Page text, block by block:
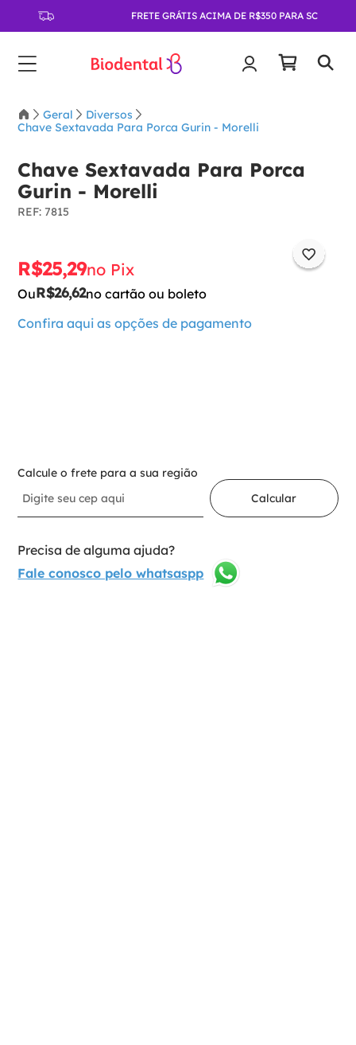
FRETE GRÁTIS ACIMA DE R$350 PARA SC
Geral
Diversos
Chave Sextavada Para Porca Gurin - Morelli
Chave Sextavada Para Porca
Gurin - Morelli
: 7815
R$25,29no Pix
OuR$26,62no cartão ou boleto
Confira aqui as opções de pagamento
Calcule o frete para a sua região
Calcular
Precisa de alguma ajuda?
Fale conosco pelo whatsaspp